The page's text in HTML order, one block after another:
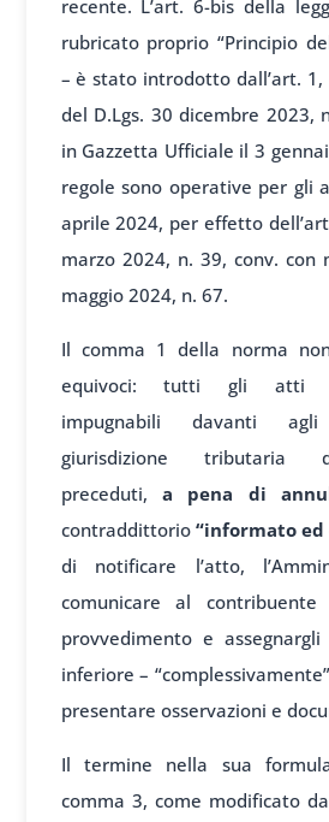
recente. L’art. 6-bis della
rubricato proprio “Principio
– è stato introdotto dall’art.
del D.Lgs. 30 dicembre 2023,
in Gazzetta Ufficiale il 3
regole sono operative per gli
aprile 2024, per effetto
marzo 2024, n. 39, conv. con
maggio 2024, n. 67.
Il comma 1 della norma
equivoci: tutti gli atti
impugnabili davanti
giurisdizione tributaria
preceduti, a pena di
contraddittorio “informato
di notificare l’atto,
comunicare al
provvedimento e
inferiore –
presentare osservazioni e
Il termine nella sua
comma 3, come modificato